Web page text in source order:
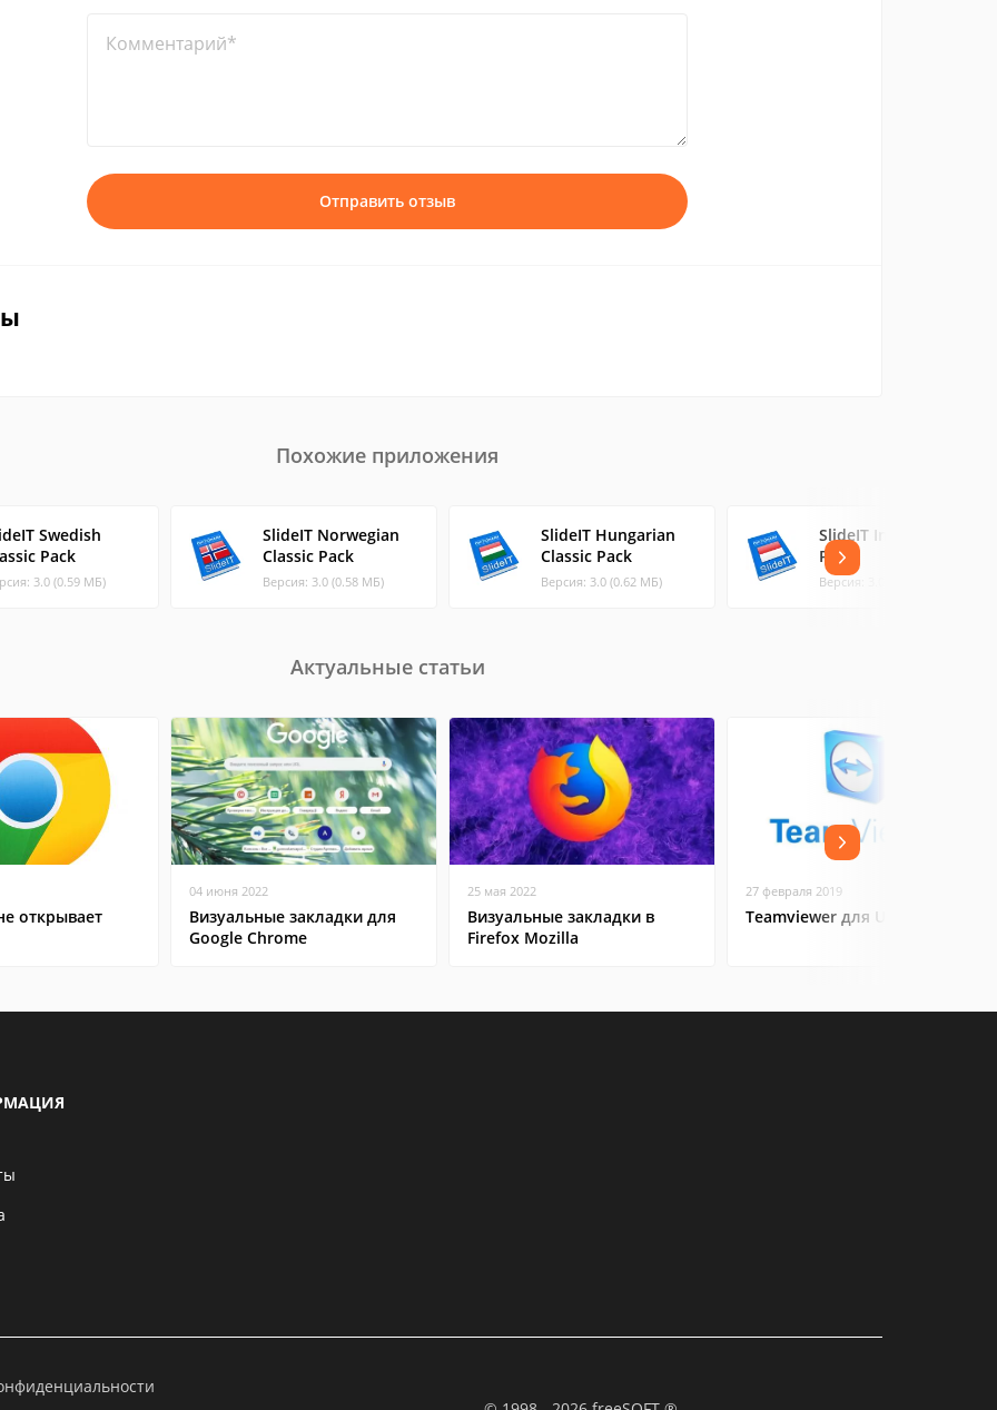
Комментарий*
Отправить отзыв
Похожие приложения
Swedish
Pack
3.0 (0.59 МБ)
SlideIT Norwegian
Classic Pack
Версия: 3.0 (0.58 МБ)
SlideIT Hungarian
Classic Pack
Версия: 3.0 (0.62 МБ)
SlideIT Indonesian
Pack
Версия: 3.0 (0.38 МБ)
Актуальные статьи
открывает
04 июня 2022
Визуальные закладки для
Google Chrome
25 мая 2022
Визуальные закладки в
Firefox Mozilla
27 февраля 2019
Teamviewer для Ubuntu